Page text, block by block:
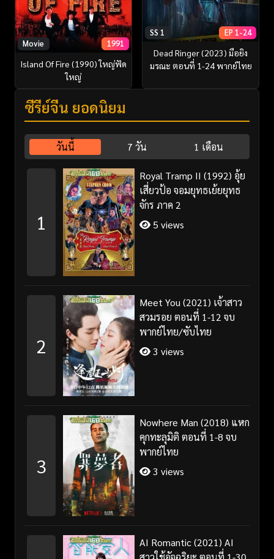
Movie 1991
Island Of Fire (1990) ใหญ่ฟัด
ใหญ่
SS 1 EP 1-24
Dead Ringer (2023) มือยิง
มรณะ ตอนที่ 1-24 พากย์ไทย
ซีรี่ย์จีน ยอดนิยม
วันนี้ 7 วัน 1 เดือน
1
Royal Tramp II (1992) อุ้ย
เสี่ยวป้อ จอมยุทธเย้ยยุทธ
จักร ภาค 2
5 views
2
Meet You (2021) เจ้าสาว
สวมรอย ตอนที่ 1-12 จบ
พากย์ไทย/ซับไทย
3 views
3
Nowhere Man (2018) แหก
คุกทะลุมิติ ตอนที่ 1-8 จบ
พากย์ไทย
3 views
AI Romantic (2021) AI